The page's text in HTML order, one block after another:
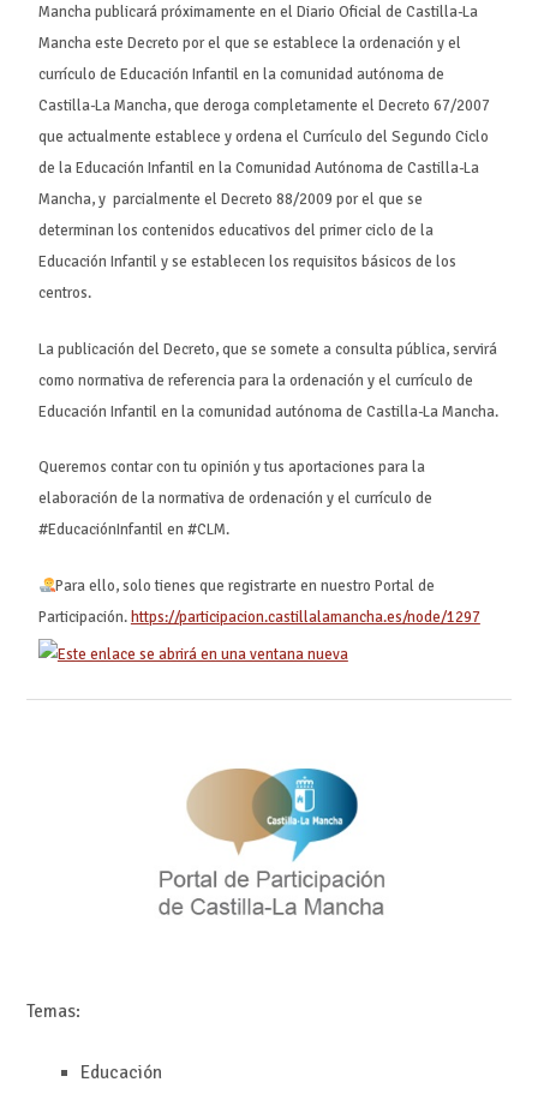
Mancha publicará próximamente en el Diario Oficial de Castilla-La
Mancha este Decreto por el que se establece la ordenación y el
currículo de Educación Infantil en la comunidad autónoma de
Castilla-La Mancha, que deroga completamente el Decreto 67/2007
que actualmente establece y ordena el Currículo del Segundo Ciclo
de la Educación Infantil en la Comunidad Autónoma de Castilla-La
Mancha, y parcialmente el Decreto 88/2009 por el que se
determinan los contenidos educativos del primer ciclo de la
Educación Infantil y se establecen los requisitos básicos de los
centros.
La publicación del Decreto, que se somete a consulta pública, servirá
como normativa de referencia para la ordenación y el currículo de
Educación Infantil en la comunidad autónoma de Castilla-La Mancha.
Queremos contar con tu opinión y tus aportaciones para la
elaboración de la normativa de ordenación y el currículo de
#EducaciónInfantil en #CLM.
Para ello, solo tienes que registrarte en nuestro Portal de
Participación. https://participacion.castillalamancha.es/node/1297
Temas:
Educación